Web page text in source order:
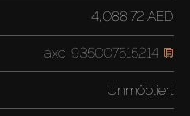
4,088.72 AED
axc-935007515214
Unmöbliert